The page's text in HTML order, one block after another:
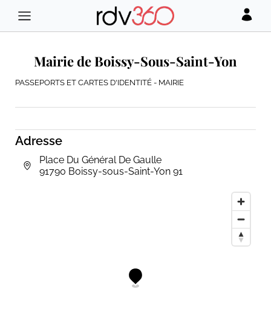
Adresse
Place Du Général De Gaulle
91790 Boissy-sous-Saint-Yon 91
Mairie de Boissy-Sous-Saint-Yon
PASSEPORTS ET CARTES D'IDENTITÉ - MAIRIE